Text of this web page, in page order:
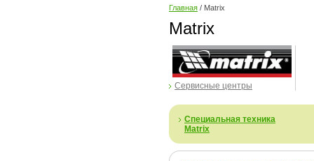
Главная / Matrix
Matrix
Сервисные центры
Специальная техника
Matrix